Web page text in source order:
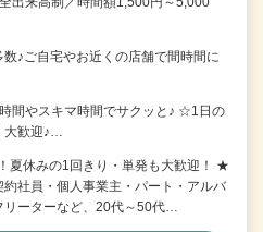
♪ご自宅やお近くの店舗で間時間に
間やスキマ時間でサクッと♪ ☆1日の
歓迎♪…
夏休みの1回きり・単発も大歓迎！ ★
社員・個人事業主・パート・アルバ
ーターなど、20代～50代…